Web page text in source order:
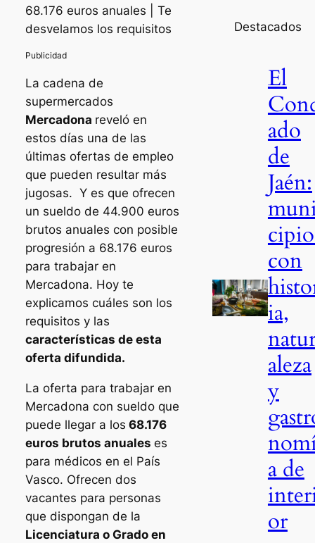
68.176 euros anuales | Te
desvelamos los requisitos
La cadena de
supermercados
Mercadona reveló en
estos días una de las
últimas ofertas de empleo
que pueden resultar más
jugosas. Y es que ofrecen
un sueldo de 44.900 euros
brutos anuales con posible
progresión a 68.176 euros
para trabajar en
Mercadona. Hoy te
explicamos cuáles son los
requisitos y las
características de esta
oferta difundida.
La oferta para trabajar en
Mercadona con sueldo que
puede llegar a los 68.176
euros brutos anuales es
para médicos en el País
Vasco. Ofrecen dos
vacantes para personas
que dispongan de la
Licenciatura o Grado en
Destacados
El
ado
de
Jaén:
con
ia,
aleza
y
a de
or